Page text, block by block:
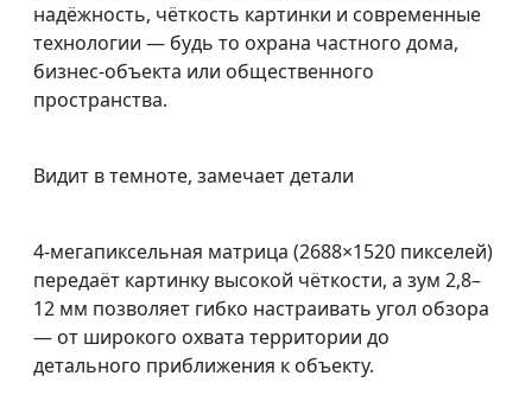
надёжность, чёткость картинки и современные
технологии — будь то охрана частного дома,
бизнес‑объекта или общественного
пространства.
Видит в темноте, замечает детали
4‑мегапиксельная матрица (2688×1520 пикселей)
передаёт картинку высокой чёткости, а зум 2,8–
12 мм позволяет гибко настраивать угол обзора
— от широкого охвата территории до
детального приближения к объекту.